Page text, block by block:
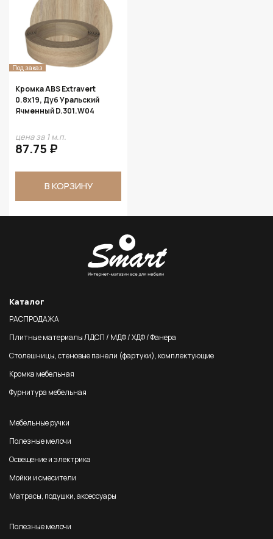
Под заказ
Кромка ABS Extravert
0.8х19, Дуб Уральский
Ячменный D.301.W04
цена за 1 м.п.
87.75 ₽
В КОРЗИНУ
Каталог
РАСПРОДАЖА
Плитные материалы ЛДСП / МДФ / ХДФ / Фанера
Столешницы, стеновые панели (фартуки), комплектующие
Кромка мебельная
Фурнитура мебельная
Мебельные ручки
Полезные мелочи
Освещение и электрика
Мойки и смесители
Матрасы, подушки, аксессуары
Полезные мелочи